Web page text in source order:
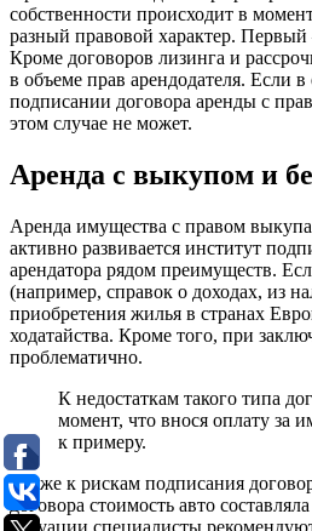
собственности происходит в
разный правовой характер.
Кроме договоров лизинга и
в объеме прав арендодателя. Если
подписании договора аренды с
этом случае не может.
Аренда с выкупом и
Аренда имущества с правом
активно развивается институт
арендатора рядом преимуществ.
(например, справок о доходах, из
приобретения жилья в странах
ходатайства. Кроме того, при
проблематично.
К недостаткам такого типа
момент, что внося оплату за
к примеру.
Также к рискам подписания
договора стоимость авто
ситуации специалисты